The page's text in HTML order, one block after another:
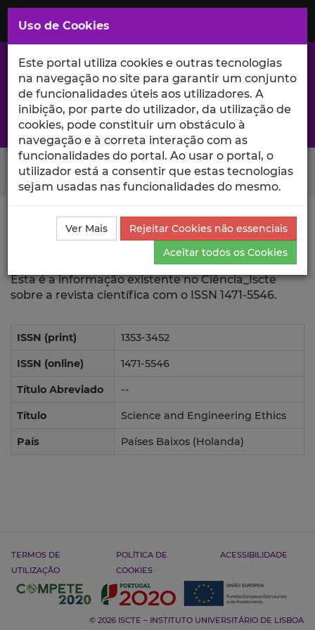
Saltar
para
Conteúdo
Principal
A excelência da investigação e ciência no Iscte
Search Button
Ciência_Iscte Revista Científica
Esta é a informação existente no Ciência_Iscte
sobre a revista científica com o ISSN 1471-5546.
ISSN (print) 1353-3452
ISSN (online) 1471-5546
Título Abreviado --
Título Science and Engineering Ethics
País Países Baixos (Holanda)
TERMOS DE
UTILIZAÇÃO
POLÍTICA DE
COOKIES
ACESSIBILIDADE
© 2026 ISCTE – INSTITUTO UNIVERSITÁRIO DE LISBOA
Uso de Cookies
Este portal utiliza cookies e outras tecnologias
na navegação no site para garantir um conjunto
de funcionalidades úteis aos utilizadores. A
inibição, por parte do utilizador, da utilização de
cookies, pode constituir um obstáculo à
navegação e à correta interação com as
funcionalidades do portal. Ao usar o portal, o
utilizador está a consentir que estas tecnologias
sejam usadas nas funcionalidades do mesmo.
Ver Mais
Rejeitar Cookies não essenciais
Aceitar todos os Cookies